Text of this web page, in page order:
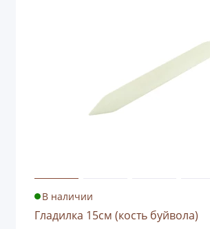
В наличии
Гладилка 15см (кость буйвола)